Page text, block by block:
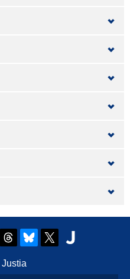
Justia